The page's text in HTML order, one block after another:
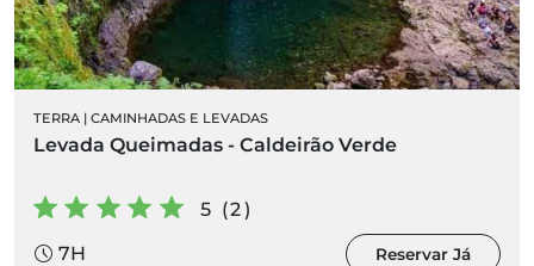
TERRA | CAMINHADAS E LEVADAS
Levada Queimadas - Caldeirão Verde
5 (2)
7H
Reservar Já